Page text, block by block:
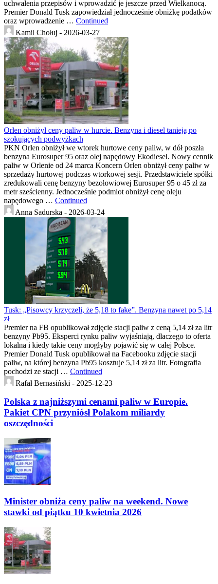
uchwalenia przepisów i wprowadzić je jeszcze przed Wielkanocą.
Premier Donald Tusk zapowiedział jednocześnie obniżkę podatków
oraz wprowadzenie … Continued
Kamil Chołuj - 2026-03-27
Orlen obniżył ceny paliw w hurcie. Benzyna i diesel tanieją po
szokujących podwyżkach
PKN Orlen obniżył we wtorek hurtowe ceny paliw, w dół poszła
benzyna Eurosuper 95 oraz olej napędowy Ekodiesel. Nowy cennik
paliw w Orlenie od 24 marca Koncern Orlen obniżył ceny paliw w
sprzedaży hurtowej podczas wtorkowej sesji. Przedstawiciele spółki
zredukowali cenę benzyny bezołowiowej Eurosuper 95 o 45 zł za
metr sześcienny. Jednocześnie podmiot obniżył cenę oleju
napędowego … Continued
Anna Sadurska - 2026-03-24
Tusk: „Pisowcy krzyczeli, że 5,18 to fake”. Benzyna nawet po 5,14
zł
Premier na FB opublikował zdjęcie stacji paliw z ceną 5,14 zł za litr
benzyny Pb95. Eksperci rynku paliw wyjaśniają, dlaczego to oferta
lokalna i kiedy takie ceny mogłyby pojawić się w całej Polsce.
Premier Donald Tusk opublikował na Facebooku zdjęcie stacji
paliw, na której benzyna Pb95 kosztuje 5,14 zł za litr. Fotografia
pochodzi ze stacji … Continued
Rafał Bernasiński - 2025-12-23
Polska z najniższymi cenami paliw w Europie.
Pakiet CPN przyniósł Polakom miliardy
oszczędności
Minister obniża ceny paliw na weekend. Nowe
stawki od piątku 10 kwietnia 2026